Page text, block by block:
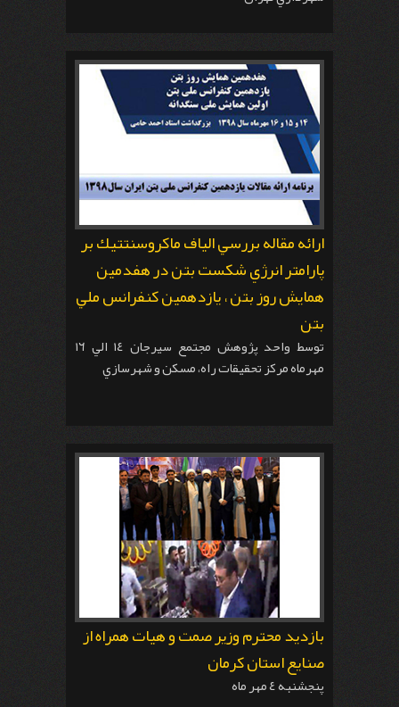
ارائه مقاله بررسي الياف ماكروسنتتيك بر
پارامتر انرژي شكست بتن در هفدمين
همايش روز بتن ، يازدهمين كنفرانس ملي
بتن
توسط واحد پژوهش مجتمع سيرجان ١٤ الي ١٦
مهرماه مركز تحقيقات راه، مسكن و شهرسازي
بازديد محترم وزير صمت و هيات همراه از
صنايع استان كرمان
پنجشنبه ٤ مهر ماه